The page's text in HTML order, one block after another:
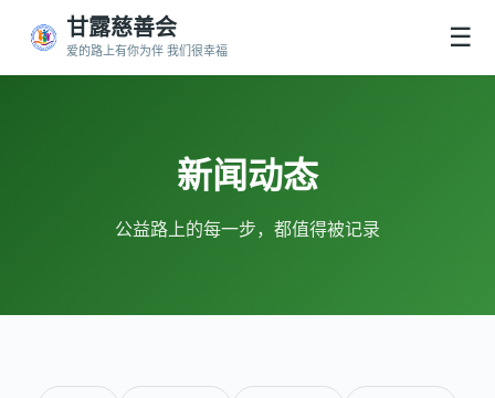
甘露慈善会
爱的路上有你为伴 我们很幸福 ☰
新闻动态
公益路上的每一步，都值得被记录